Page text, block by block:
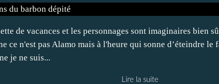
de vacances et les personnages sont imaginaires bien
ce n'est pas Alamo mais à l'heure qui sonne d’éteindre
je ne suis...
Lire la suite